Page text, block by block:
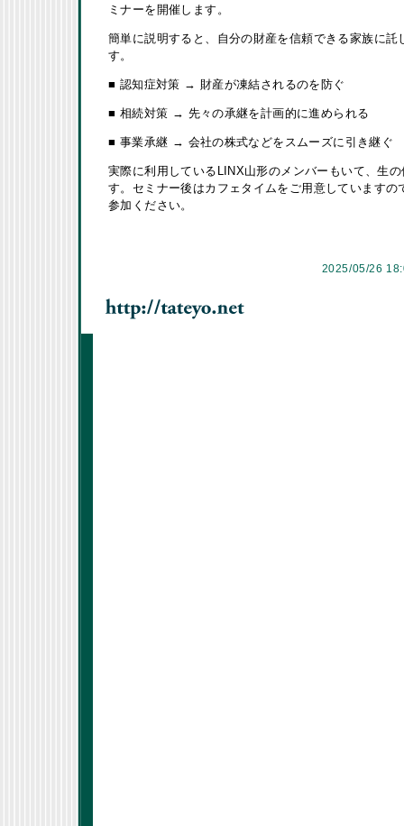
ミナーを開催します。
簡単に説明すると、自分の財産を信頼できる家族に
す。
■ 認知症対策 → 財産が凍結されるのを防ぐ
■ 相続対策 → 先々の承継を計画的に進められる
■ 事業承継 → 会社の株式などをスムーズに引き継ぐ
実際に利用しているLINX山形のメンバーもいて、生
す。セミナー後はカフェタイムをご用意しています
参加ください。
2025/05/26